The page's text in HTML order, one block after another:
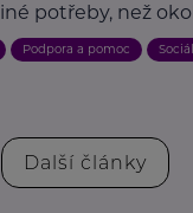
potřeby, než
Podpora a pomoc
Další články